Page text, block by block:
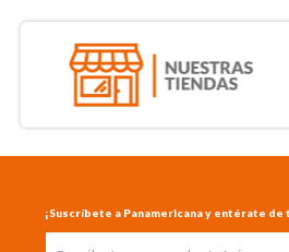
¡Suscríbete a Panamericana y entérate